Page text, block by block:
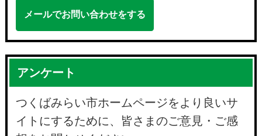
メールでお問い合わせをする
アンケート
つくばみらい市ホームページをより良いサ
イトにするために、皆さまのご意見・ご感